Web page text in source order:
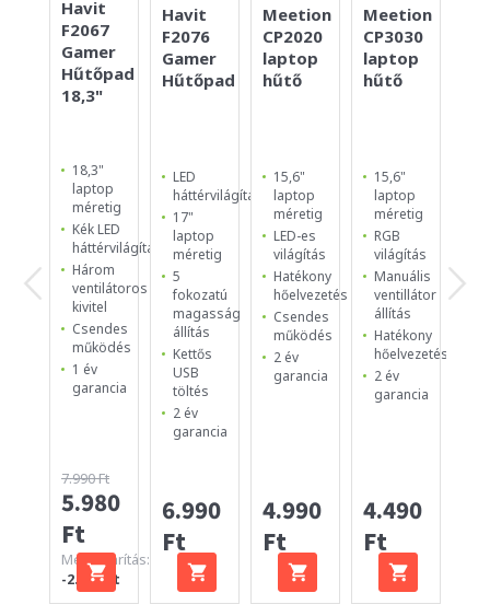
Havit
F2067
Gamer
Hűtőpad
18,3"
18,3"
laptop
méretig
Kék LED
háttérvilágítás
Három
ventilátoros
kivitel
Csendes
működés
1 év
garancia
7.990 Ft
5.980
Ft
Megtakarítás:
-2.010 Ft
Havit
F2076
Gamer
Hűtőpad
LED
háttérvilágítás
17"
laptop
méretig
5
fokozatú
magasság
állítás
Kettős
USB
töltés
2 év
garancia
6.990
Ft
Meetion
CP2020
laptop
hűtő
15,6"
laptop
méretig
LED-es
világítás
Hatékony
hőelvezetés
Csendes
működés
2 év
garancia
4.990
Ft
Meetion
CP3030
laptop
hűtő
15,6"
laptop
méretig
RGB
világítás
Manuális
ventillátor
állítás
Hatékony
hőelvezetés
2 év
garancia
4.490
Ft